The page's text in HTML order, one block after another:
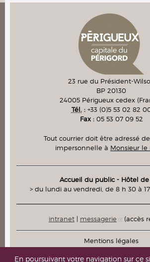
23 rue du Président-
BP 20130
24005 Périgueux cedex
Tél. : +33 (0)5 53 02 82
Fax : 05 53 07 09 52
Tout courrier doit être adressé
impersonnelle à Monsieur le
Accueil du public - Hôtel de
> du lundi au vendredi, de 8 h 30 à
intranet| messagerie (accès
Mentions légales
Plan du site
En poursuivant votre navigation sur ce